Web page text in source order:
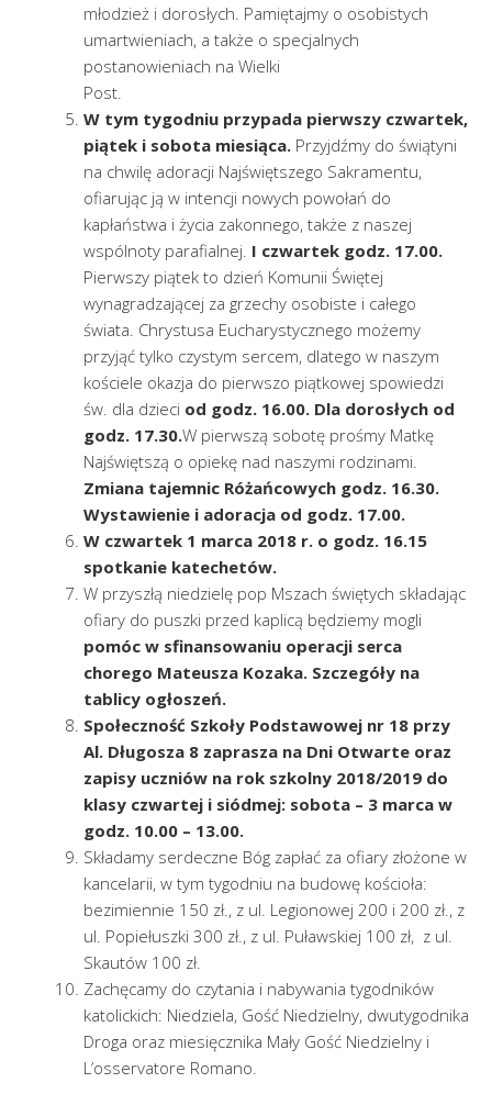
młodzież i dorosłych. Pamiętajmy o osobistych
umartwieniach, a także o specjalnych
postanowieniach na Wielki
Post.
W tym tygodniu przypada pierwszy czwartek,
piątek i sobota miesiąca. Przyjdźmy do świątyni
na chwilę adoracji Najświętszego Sakramentu,
ofiarując ją w intencji nowych powołań do
kapłaństwa i życia zakonnego, także z naszej
wspólnoty parafialnej. I czwartek godz. 17.00.
Pierwszy piątek to dzień Komunii Świętej
wynagradzającej za grzechy osobiste i całego
świata. Chrystusa Eucharystycznego możemy
przyjąć tylko czystym sercem, dlatego w naszym
kościele okazja do pierwszo piątkowej spowiedzi
św. dla dzieci od godz. 16.00. Dla dorosłych od
godz. 17.30.W pierwszą sobotę prośmy Matkę
Najświętszą o opiekę nad naszymi rodzinami.
Zmiana tajemnic Różańcowych godz. 16.30.
Wystawienie i adoracja od godz. 17.00.
W czwartek 1 marca 2018 r. o godz. 16.15
spotkanie katechetów.
W przyszłą niedzielę pop Mszach świętych składając
ofiary do puszki przed kaplicą będziemy mogli
pomóc w sfinansowaniu operacji serca
chorego Mateusza Kozaka. Szczegóły na
tablicy ogłoszeń.
Społeczność Szkoły Podstawowej nr 18 przy
Al. Długosza 8 zaprasza na Dni Otwarte oraz
zapisy uczniów na rok szkolny 2018/2019 do
klasy czwartej i siódmej: sobota – 3 marca w
godz. 10.00 – 13.00.
Składamy serdeczne Bóg zapłać za ofiary złożone w
kancelarii, w tym tygodniu na budowę kościoła:
bezimiennie 150 zł., z ul. Legionowej 200 i 200 zł., z
ul. Popiełuszki 300 zł., z ul. Puławskiej 100 zł, z ul.
Skautów 100 zł.
Zachęcamy do czytania i nabywania tygodników
katolickich: Niedziela, Gość Niedzielny, dwutygodnika
Droga oraz miesięcznika Mały Gość Niedzielny i
L’osservatore Romano.